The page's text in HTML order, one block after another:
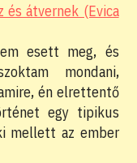
és átvernek (Evica
esett meg, és
mondani,
én elrettentő
egy tipikus
mellett az ember